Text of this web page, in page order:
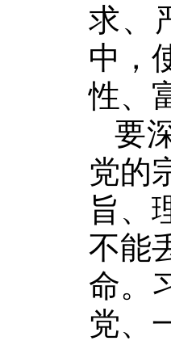
求、
中，
性、
要
党的
旨、
不能
命。
党、